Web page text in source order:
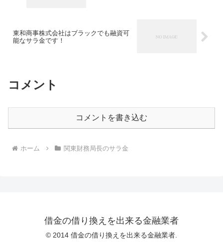
東和商事株式会社はブラックでも融資可
能なサラ金です！
コメント
コメントを書き込む
ホーム 関東財務局長のサラ金
借金の借り換えを出来る金融業者
© 2014 借金の借り換えを出来る金融業者.